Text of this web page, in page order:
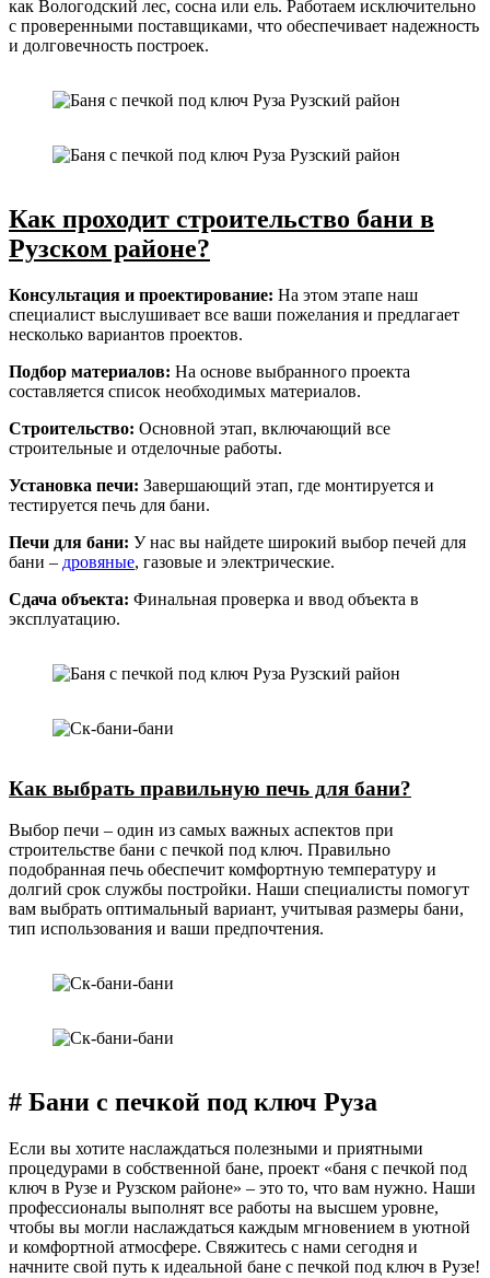
как Вологодский лес, сосна или ель. Работаем исключительно
с проверенными поставщиками, что обеспечивает надежность
и долговечность построек.
Как проходит строительство бани в
Рузском районе?
Консультация и проектирование: На этом этапе наш
специалист выслушивает все ваши пожелания и предлагает
несколько вариантов проектов.
Подбор материалов: На основе выбранного проекта
составляется список необходимых материалов.
Строительство: Основной этап, включающий все
строительные и отделочные работы.
Установка печи: Завершающий этап, где монтируется и
тестируется печь для бани.
Печи для бани: У нас вы найдете широкий выбор печей для
бани – дровяные, газовые и электрические.
Сдача объекта: Финальная проверка и ввод объекта в
эксплуатацию.
Как выбрать правильную печь для бани?
Выбор печи – один из самых важных аспектов при
строительстве бани с печкой под ключ. Правильно
подобранная печь обеспечит комфортную температуру и
долгий срок службы постройки. Наши специалисты помогут
вам выбрать оптимальный вариант, учитывая размеры бани,
тип использования и ваши предпочтения.
# Бани с печкой под ключ Руза
Если вы хотите наслаждаться полезными и приятными
процедурами в собственной бане, проект «баня с печкой под
ключ в Рузе и Рузском районе» – это то, что вам нужно. Наши
профессионалы выполнят все работы на высшем уровне,
чтобы вы могли наслаждаться каждым мгновением в уютной
и комфортной атмосфере. Свяжитесь с нами сегодня и
начните свой путь к идеальной бане с печкой под ключ в Рузе!